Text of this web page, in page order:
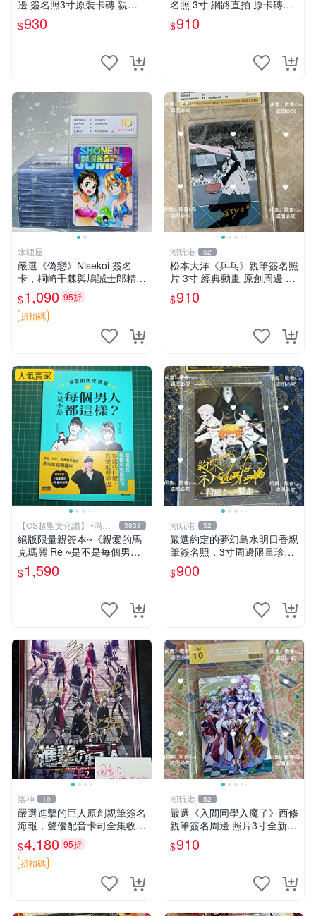
邊 簽名照3寸原裝卡磚 親
筆、收藏、簽名照
$930
名照 3寸 網路直拍 原卡磚包
裝 發行限量 規格精細 收藏推
薦 yo-tsuba 簽名照 四葉妹妹
$910
水狸屋
嚴選《偽戀》Nisekoi 簽名
卡，桐崎千棘與鳩誠士郎精美
周邊，3寸日版中古帶原裝卡
磚，國內直郵 偽戀 Nisekoi
簽名卡 桐崎千棘
$1,090 95折
折扣碼
潮玩港 52
松本大洋《乒乓》親筆簽名照
片 3寸 經典動畫 原創周邊 經
典動漫 周邊收藏 照片卡磚
$910
人氣賣家
【CS超聖文化讚】~滿千
元送運
3838
絕版限量親簽本~《親愛的馬
克瑪麗 Re ~是不是每個男人
都這樣？（附贈快速通關信
封）》附書腰 歐馬克 吳瑪麗
$1,590
潮玩港 52
嚴選約定的夢幻島水明日香親
筆簽名照，3寸周邊限量珍藏
紙質佳 附卡磚 約定的夢幻島
筆記本 名人照
$900
洛神 19
嚴選進擊的巨人原創親筆簽名
海報，聲優配音卡司全集收藏
推薦 艾倫、三笠、阿明、埃
爾文巨細靡遺肖像照
$4,180 95折
折扣碼
潮玩港 52
嚴選《入間同學入魔了》西修
親筆簽名周邊 照片3寸全新含
卡磚 收藏推薦 鏡像照片 周邊
收藏
$910